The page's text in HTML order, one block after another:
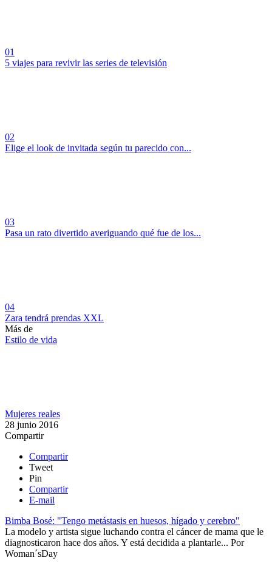
01
5 viajes para revivir las series de televisión
02
Elige el look de invitada según tu parecido con...
03
Pasa un rato divertido averiguando qué fue de los...
04
Zara tendrá prendas XXL
Más de
Estilo de vida
Mujeres reales
28 junio 2016
Compartir
Compartir
Tweet
Pin
Compartir
E-mail
Bimba Bosé: "Tengo metástasis en huesos, hígado y cerebro"
​La modelo y artista sigue luchando contra el cáncer de mama que le
diagnosticaron hace dos años. Y está decidida a plantarle... Por
Woman´sDay